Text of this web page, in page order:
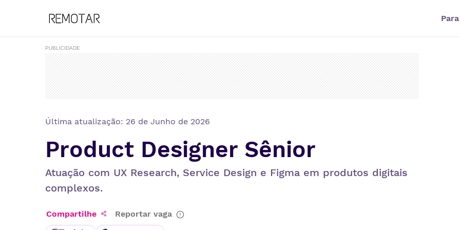
PUBLICIDADE
Última atualização: 26 de Junho de 2026
Product Designer Sênior
Atuação com UX Research, Service Design e Figma em produtos digitais
complexos.
Compartilhe Reportar vaga